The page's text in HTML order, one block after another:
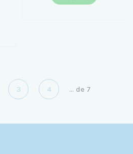
3 4 ... de 7